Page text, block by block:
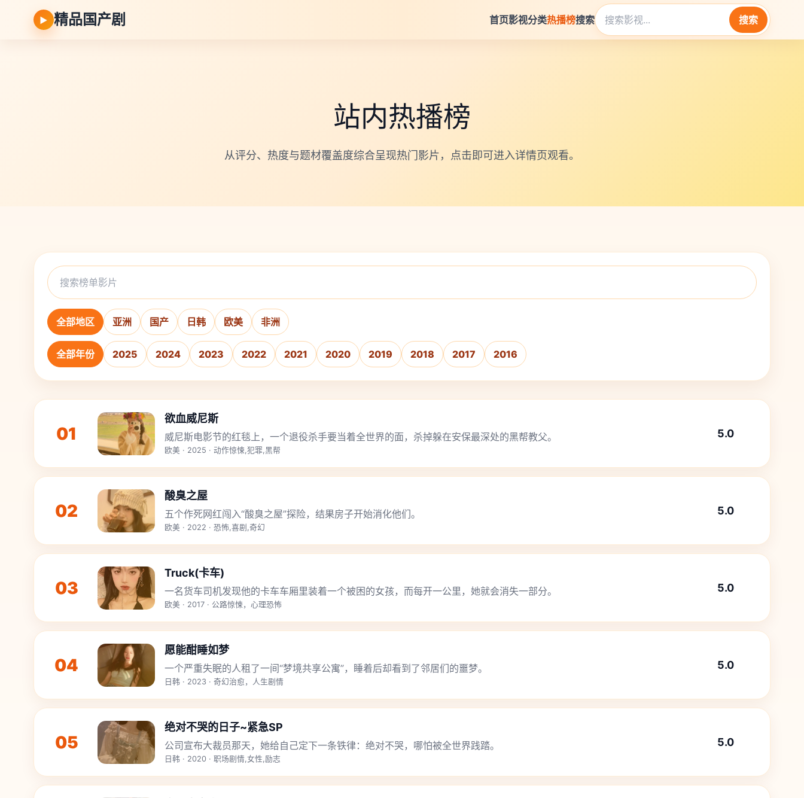
▶ 精品国产剧 首页影视分类热播榜搜索 搜索
站内热播榜
从评分、热度与题材覆盖度综合呈现热门影片，点击即可进入详情页观看。
全部地区 亚洲 国产 日韩 欧美 非洲
全部年份 2025 2024 2023 2022 2021 2020 2019 2018 2017 2016
01
欲血威尼斯
威尼斯电影节的红毯上，一个退役杀手要当着全世界的面，杀掉躲在安保最深处的黑帮教父。
欧美 · 2025 · 动作惊悚,犯罪,黑帮
5.0
02
酸臭之屋
五个作死网红闯入“酸臭之屋”探险，结果房子开始消化他们。
欧美 · 2022 · 恐怖,喜剧,奇幻
5.0
03
Truck(卡车)
一名货车司机发现他的卡车车厢里装着一个被困的女孩，而每开一公里，她就会消失一部分。
欧美 · 2017 · 公路惊悚，心理恐怖
5.0
04
愿能酣睡如梦
一个严重失眠的人租了一间“梦境共享公寓”，睡着后却看到了邻居们的噩梦。
日韩 · 2023 · 奇幻治愈，人生剧情
5.0
05
绝对不哭的日子~紧急SP
公司宣布大裁员那天，她给自己定下一条铁律：绝对不哭，哪怕被全世界践踏。
日韩 · 2020 · 职场剧情,女性,励志
5.0